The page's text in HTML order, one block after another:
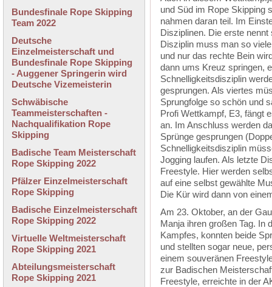
Bundesfinale Rope Skipping
Team 2022
Deutsche
Einzelmeisterschaft und
Bundesfinale Rope Skipping
- Auggener Springerin wird
Deutsche Vizemeisterin
Schwäbische
Teammeisterschaften -
Nachqualifikation Rope
Skipping
Badische Team Meisterschaft
Rope Skipping 2022
Pfälzer Einzelmeisterschaft
Rope Skipping
Badische Einzelmeisterschaft
Rope Skipping 2022
Virtuelle Weltmeisterschaft
Rope Skipping 2021
Abteilungsmeisterschaft
Rope Skipping 2021
und Süd im Rope Skipping
nahmen daran teil. Im
Disziplinen. Die erste
Disziplin muss man so
und nur das rechte Bein
dann ums Kreuz springen,
Schnelligkeitsdisziplin
gesprungen. Als viertes
Sprungfolge so schön und
Profi Wettkampf, E3, fängt
an. Im Anschluss werden
Sprünge gesprungen
Schnelligkeitsdisziplin
Jogging laufen. Als letzte
Freestyle. Hier werden
auf eine selbst gewählte
Die Kür wird dann von
Am 23. Oktober, an der
Manja ihren großen Tag. In
Kampfes, konnten beide
und stellten sogar neue,
einem souveränen
zur Badischen
Freestyle, erreichte in der